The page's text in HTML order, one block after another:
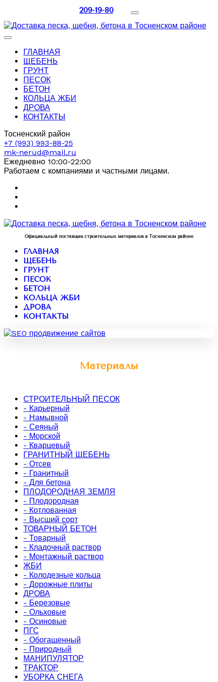
209-19-80
ГЛАВНАЯ
ЩЕБЕНЬ
ГРУНТ
ПЕСОК
БЕТОН
КОЛЬЦА ЖБИ
ДРОВА
КОНТАКТЫ
Тосненский район
+7 (993) 993-88-25
mk-nerud@mail.ru
Ежедневно 10:00-22:00
Работаем с компаниями и частными лицами.
Официальный поставщик строительных материалов в Тосненском районе
ГЛАВНАЯ
ЩЕБЕНЬ
ГРУНТ
ПЕСОК
БЕТОН
КОЛЬЦА ЖБИ
ДРОВА
КОНТАКТЫ
Материалы
СТРОИТЕЛЬНЫЙ ПЕСОК
- Карьерный
- Намывной
- Сеяный
- Морской
- Кварцевый
ГРАНИТНЫЙ ЩЕБЕНЬ
- Отсев
- Гранитный
- Для бетона
ПЛОДОРОДНАЯ ЗЕМЛЯ
- Плодородная
- Котлованная
- Высший сорт
ТОВАРНЫЙ БЕТОН
- Товарный
- Кладочный раствор
- Монтажный раствор
ЖБИ
- Колодезные кольца
- Дорожные плиты
ДРОВА
- Березовые
- Ольховые
- Осиновые
ПГС
- Обогащенный
- Природный
МАНИПУЛЯТОР
ТРАКТОР
УБОРКА СНЕГА